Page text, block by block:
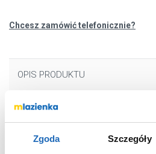
Zgoda Szczegóły
Chcesz zamówić telefonicznie?
OPIS PRODUKTU
Marka
Seria